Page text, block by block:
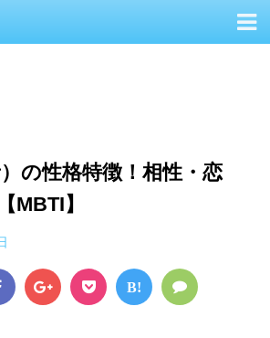
の性格特徴！相性・恋
MBTI】
B!